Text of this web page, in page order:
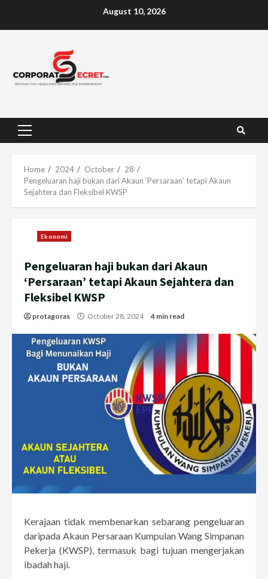
August 10, 2026
Primary
Home 2024 October
28
Pengeluaran haji bukan dari Akaun ‘Persaraan’ tetapi Akaun
Sejahtera dan Fleksibel KWSP
Ekonomi
Pengeluaran haji bukan dari Akaun
‘Persaraan’ tetapi Akaun Sejahtera dan
Fleksibel KWSP
protagoras October 28, 2024 4 min read
Kerajaan tidak membenarkan sebarang pengeluaran
daripada Akaun Persaraan Kumpulan Wang Simpanan
Pekerja (KWSP), termasuk bagi tujuan mengerjakan
ibadah haji.